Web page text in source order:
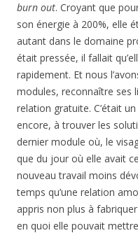
burn out. Croyant que
son énergie à 200%, elle
autant dans le domaine
était pressée, il fallait
rapidement. Et nous
modules, reconnaître ses
relation gratuite. C’était
encore, à trouver les
dernier module où, le
que du jour où elle avait
nouveau travail moins
temps qu’une relation
appris non plus à
en quoi elle pouvait